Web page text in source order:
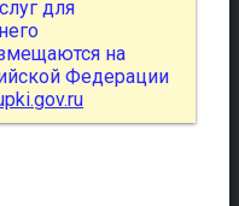
для
на
Федерации